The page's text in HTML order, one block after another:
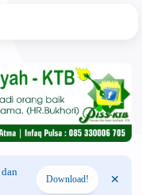
dan
Download!